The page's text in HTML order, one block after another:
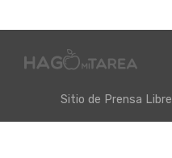
Sitio de Prensa Libre